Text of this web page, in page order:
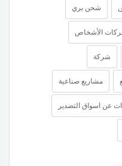
شحن بري
الأشخاص
شركة
مشاريع صناعية
عن اسواق التصدير